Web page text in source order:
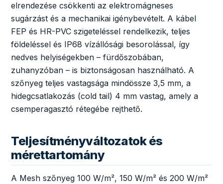
elrendezése csökkenti az elektromágneses
sugárzást és a mechanikai igénybevételt. A kábel
FEP és HR-PVC szigeteléssel rendelkezik, teljes
földeléssel és IP68 vízállósági besorolással, így
nedves helyiségekben – fürdőszobában,
zuhanyzóban – is biztonságosan használható. A
szőnyeg teljes vastagsága mindössze 3,5 mm, a
hidegcsatlakozás (cold tail) 4 mm vastag, amely a
csemperagasztó rétegébe rejthető.
Teljesítményváltozatok és
mérettartomány
A Mesh szőnyeg 100 W/m², 150 W/m² és 200 W/m²